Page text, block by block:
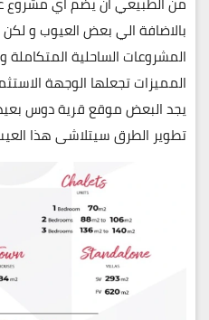
بالاضافة الي بعض العيوب و
المشروعات الساحلية
المميزات تجعلها الوجهة
يجد البعض موقع قرية دوس
تطوير الطرق سيتلاشى هذا